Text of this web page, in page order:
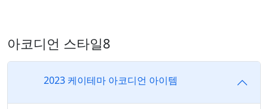
아코디언 스타일8
2023 케이테마 아코디언 아이템